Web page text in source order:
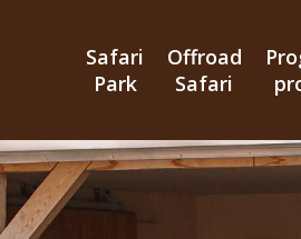
Safari
Park
Offroad
Safari